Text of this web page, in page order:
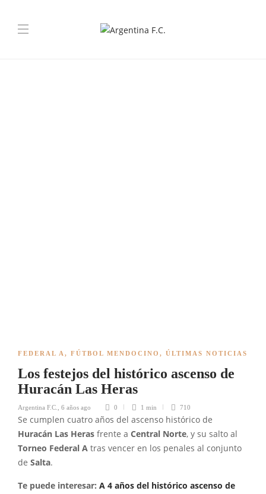
FEDERAL A , FÚTBOL MENDOCINO , ÚLTIMAS NOTICIAS
Los festejos del histórico ascenso de
Huracán Las Heras
Argentina F.C. 6 años ago 0 1 min 710
Se cumplen cuatro años del ascenso histórico de
Huracán Las Heras frente a Central Norte, y su salto al
Torneo Federal A tras vencer en los penales al conjunto
de Salta.
Te puede interesar: A 4 años del histórico ascenso de